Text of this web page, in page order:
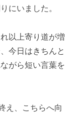
にいました。
以上寄り道が増
今日はきちんと
がら短い言葉を
え、こちらへ向